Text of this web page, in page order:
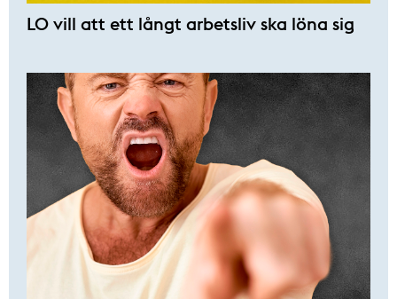
LO vill att ett långt arbetsliv ska löna sig